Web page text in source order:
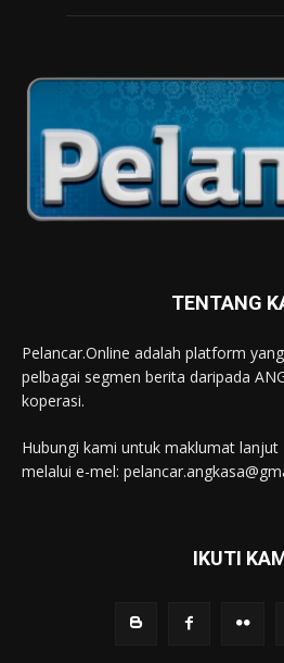
TENTANG
Pelancar.Online adalah platform
pelbagai segmen berita daripada
koperasi.
Hubungi kami untuk maklumat lanjut
melalui e-mel:
IKUTI